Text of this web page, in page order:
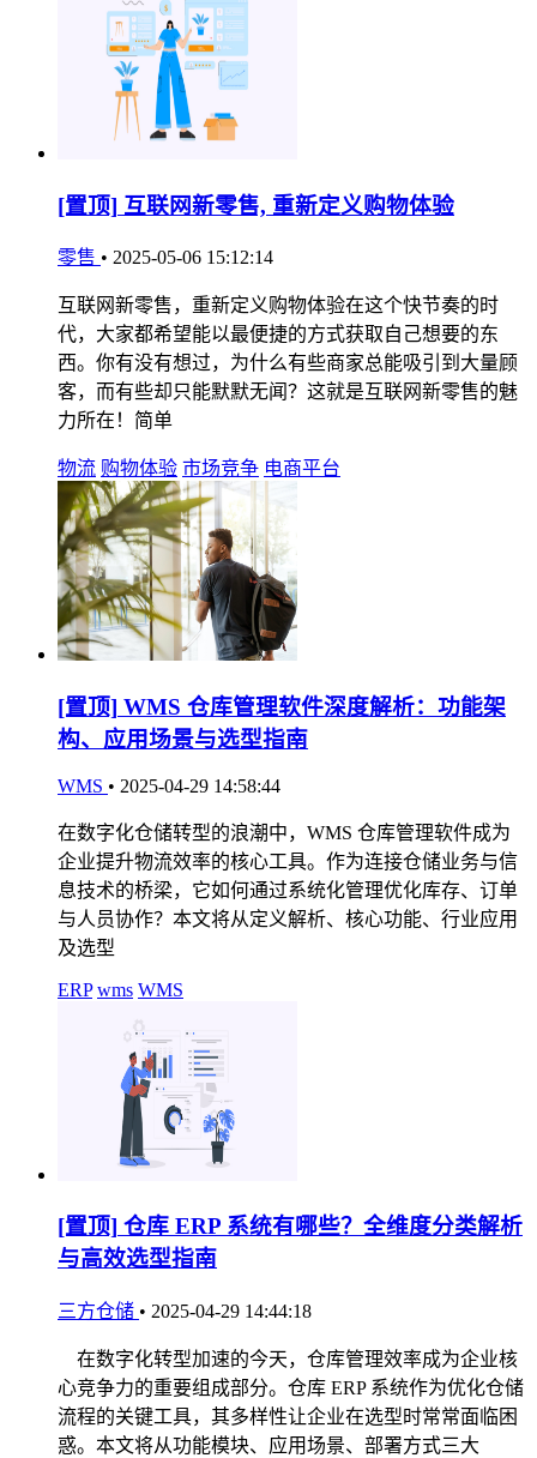
[置顶] 互联网新零售, 重新定义购物体验
零售 • 2025-05-06 15:12:14
互联网新零售，重新定义购物体验在这个快节奏的时
代，大家都希望能以最便捷的方式获取自己想要的东
西。你有没有想过，为什么有些商家总能吸引到大量顾
客，而有些却只能默默无闻？这就是互联网新零售的魅
力所在！简单
物流 购物体验 市场竞争 电商平台
[置顶] WMS 仓库管理软件深度解析：功能架
构、应用场景与选型指南
WMS • 2025-04-29 14:58:44
在数字化仓储转型的浪潮中，WMS 仓库管理软件成为
企业提升物流效率的核心工具。作为连接仓储业务与信
息技术的桥梁，它如何通过系统化管理优化库存、订单
与人员协作？本文将从定义解析、核心功能、行业应用
及选型
ERP wms WMS
[置顶] 仓库 ERP 系统有哪些？全维度分类解析
与高效选型指南
三方仓储 • 2025-04-29 14:44:18
在数字化转型加速的今天，仓库管理效率成为企业核
心竞争力的重要组成部分。仓库 ERP 系统作为优化仓储
流程的关键工具，其多样性让企业在选型时常常面临困
惑。本文将从功能模块、应用场景、部署方式三大